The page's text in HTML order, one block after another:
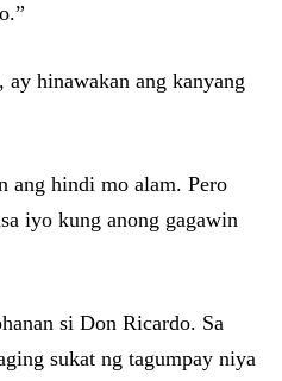
hinawakan ang kanyang
ang hindi mo alam. Pero
iyo kung anong gagawin
si Don Ricardo. Sa
sukat ng tagumpay niya